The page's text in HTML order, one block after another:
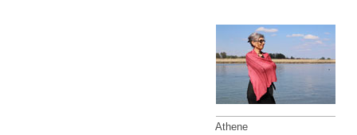
Athene